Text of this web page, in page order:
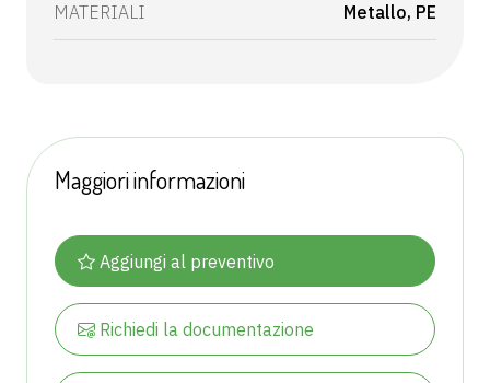
MATERIALI Metallo PE
Maggiori informazioni
Aggiungi al preventivo
Richiedi la documentazione